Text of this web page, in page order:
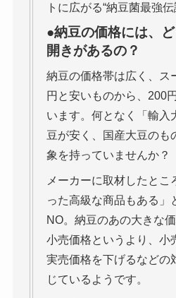
トに広がる“納豆菌最強
●納豆の価格には、
開きがあるの？
納豆の価格帯は広く、ス
円と安いものから、200
います。何となく「輸入
豆が安く、国産大豆のも
象を持っていませんか？
メーカーに取材したとこ
った高級な商品もある」
NO。納豆のあの大きな
小売価格というより、小
実売価格を下げるなどの
じているようです。